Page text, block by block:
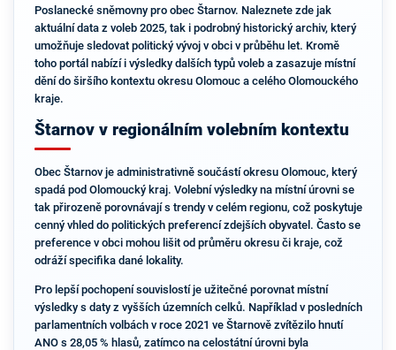
Poslanecké sněmovny pro obec Štarnov. Naleznete zde jak
aktuální data z voleb 2025, tak i podrobný historický archiv, který
umožňuje sledovat politický vývoj v obci v průběhu let. Kromě
toho portál nabízí i výsledky dalších typů voleb a zasazuje místní
dění do širšího kontextu okresu Olomouc a celého Olomouckého
kraje.
Štarnov v regionálním volebním kontextu
Obec Štarnov je administrativně součástí okresu Olomouc, který
spadá pod Olomoucký kraj. Volební výsledky na místní úrovni se
tak přirozeně porovnávají s trendy v celém regionu, což poskytuje
cenný vhled do politických preferencí zdejších obyvatel. Často se
preference v obci mohou lišit od průměru okresu či kraje, což
odráží specifika dané lokality.
Pro lepší pochopení souvislostí je užitečné porovnat místní
výsledky s daty z vyšších územních celků. Například v posledních
parlamentních volbách v roce 2021 ve Štarnově zvítězilo hnutí
ANO s 28,05 % hlasů, zatímco na celostátní úrovni byla